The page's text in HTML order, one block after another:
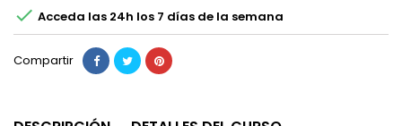
 Acceda las 24h los 7 días de la semana
Compartir